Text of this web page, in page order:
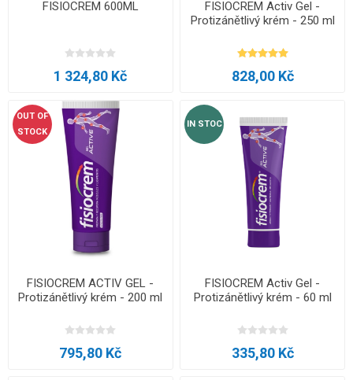
FISIOCREM 600ML
1 324,80 Kč
FISIOCREM Activ Gel -
Protizánětlivý krém - 250 ml
828,00 Kč
OUT OF
STOCK
FISIOCREM ACTIV GEL -
Protizánětlivý krém - 200 ml
795,80 Kč
IN STOC
FISIOCREM Activ Gel -
Protizánětlivý krém - 60 ml
335,80 Kč